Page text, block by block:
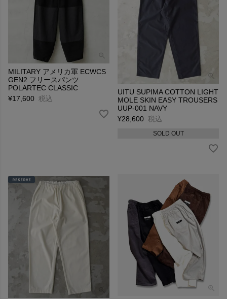
MILITARY アメリカ軍 ECWCS
GEN2 フリースパンツ
POLARTEC CLASSIC
¥17,600 税込
UITU SUPIMA COTTON LIGHT
MOLE SKIN EASY TROUSERS
UUP-001 NAVY
¥28,600 税込
SOLD OUT